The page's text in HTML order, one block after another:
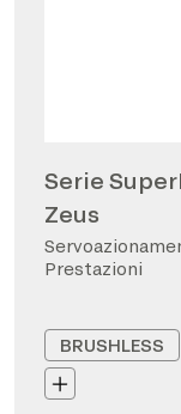
Serie
Zeus
Prestazioni
BRUSHLESS